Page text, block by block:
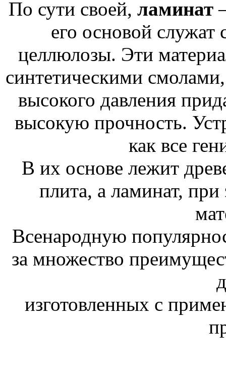
По сути своей, ламинат
его основой
целлюлозы. Эти
синтетическими
высокого давления
высокую прочность.
как все
В их основе лежит
плита, а ламинат,
Всенародную
за множество
изготовленных с